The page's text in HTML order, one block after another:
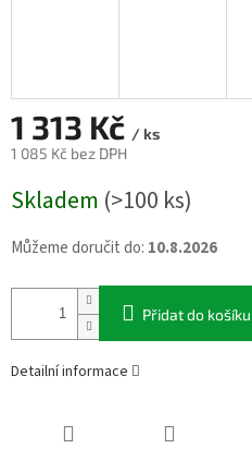
1 313 Kč / ks
1 085 Kč bez DPH
cena:
Skladem (>100 ks)
Můžeme doručit do: 10.8.2026
Přidat do košíku
Detailní informace